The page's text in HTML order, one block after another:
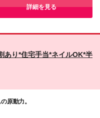
区日本橋2丁目4番1号
長く信頼関係を築ける仕事だと感じ
詳細を見る
あり*住宅手当*ネイルOK*半
原動力。